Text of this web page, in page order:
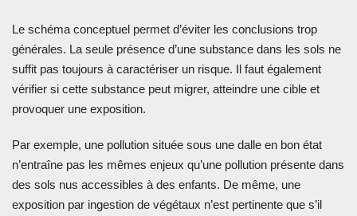
Le schéma conceptuel permet d’éviter les conclusions trop
générales. La seule présence d’une substance dans les sols ne
suffit pas toujours à caractériser un risque. Il faut également
vérifier si cette substance peut migrer, atteindre une cible et
provoquer une exposition.
Par exemple, une pollution située sous une dalle en bon état
n’entraîne pas les mêmes enjeux qu’une pollution présente dans
des sols nus accessibles à des enfants. De même, une
exposition par ingestion de végétaux n’est pertinente que s’il